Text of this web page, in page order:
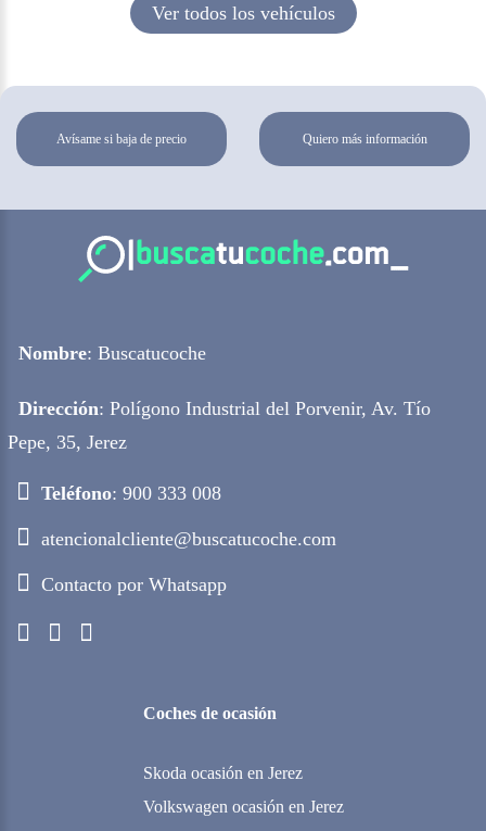
Ver todos los vehículos
Avísame si baja de precio Quiero más información
Nombre: Buscatucoche
Dirección: Polígono Industrial del Porvenir, Av. Tío
Pepe, 35, Jerez
Teléfono: 900 333 008
atencionalcliente@buscatucoche.com
Contacto por Whatsapp
Coches de ocasión
Skoda ocasión en Jerez
Volkswagen ocasión en Jerez